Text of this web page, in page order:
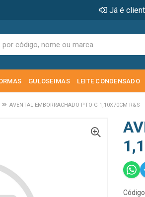
Já é
GULOSEIMAS LEITE CONDENSADO
AVENTAL EMBORRACHADO PTO G 1,10X70CM R&S